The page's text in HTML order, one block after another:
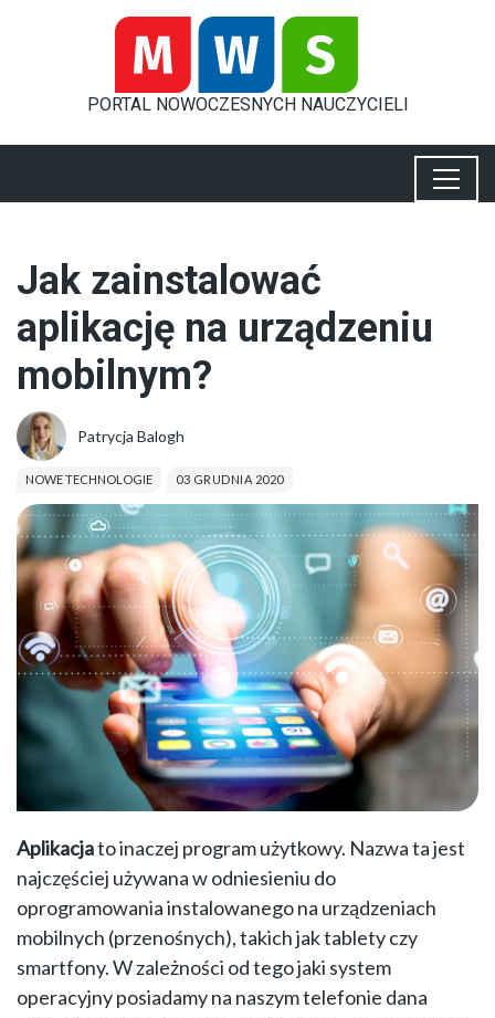
PORTAL NOWOCZESNYCH NAUCZYCIELI
Jak zainstalować
aplikację na urządzeniu
mobilnym?
Patrycja Balogh
NOWE TECHNOLOGIE 03 GRUDNIA 2020
Aplikacjato inaczej program użytkowy. Nazwa ta jest
najczęściej używana w odniesieniu do
oprogramowania instalowanego na urządzeniach
mobilnych (przenośnych), takich jak tablety czy
smartfony. W zależności od tego jaki system
operacyjny posiadamy na naszym telefonie dana